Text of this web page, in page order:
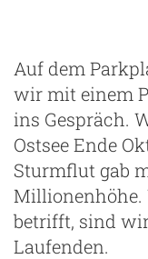
Auf dem
wir mit einem
ins Gespräch.
Ostsee Ende
Sturmflut gab
Millionenhöhe.
betrifft, sind
Laufenden.